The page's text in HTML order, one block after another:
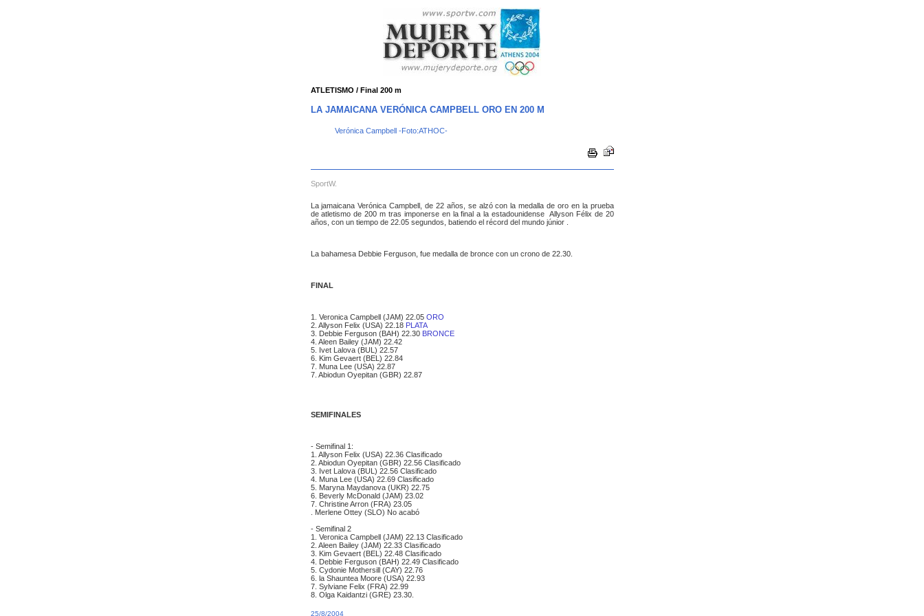
ATLETISMO / Final 200 m
LA JAMAICANA VERÓNICA CAMPBELL ORO EN 200 M
Verónica Campbell -Foto:ATHOC-
SportW.
La jamaicana Verónica Campbell, de 22 años, se alzó con la medalla de oro en la prueba
de atletismo de 200 m tras imponerse en la final a la estadounidense Allyson Félix de 20
años, con un tiempo de 22.05 segundos, batiendo el récord del mundo júnior .
La bahamesa Debbie Ferguson, fue medalla de bronce con un crono de 22.30.
FINAL
1. Veronica Campbell (JAM) 22.05 ORO
2. Allyson Felix (USA) 22.18 PLATA
3. Debbie Ferguson (BAH) 22.30 BRONCE
4. Aleen Bailey (JAM) 22.42
5. Ivet Lalova (BUL) 22.57
6. Kim Gevaert (BEL) 22.84
7. Muna Lee (USA) 22.87
7. Abiodun Oyepitan (GBR) 22.87
SEMIFINALES
- Semifinal 1:
1. Allyson Felix (USA) 22.36 Clasificado
2. Abiodun Oyepitan (GBR) 22.56 Clasificado
3. Ivet Lalova (BUL) 22.56 Clasificado
4. Muna Lee (USA) 22.69 Clasificado
5. Maryna Maydanova (UKR) 22.75
6. Beverly McDonald (JAM) 23.02
7. Christine Arron (FRA) 23.05
. Merlene Ottey (SLO) No acabó
- Semifinal 2
1. Veronica Campbell (JAM) 22.13 Clasificado
2. Aleen Bailey (JAM) 22.33 Clasificado
3. Kim Gevaert (BEL) 22.48 Clasificado
4. Debbie Ferguson (BAH) 22.49 Clasificado
5. Cydonie Mothersill (CAY) 22.76
6. la Shauntea Moore (USA) 22.93
7. Sylviane Felix (FRA) 22.99
8. Olga Kaidantzi (GRE) 23.30.
25/8/2004